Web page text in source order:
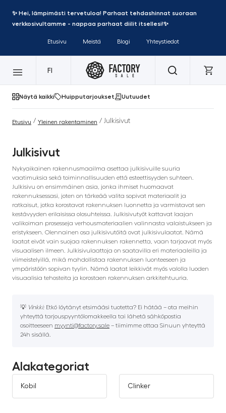
✨ Hei, lämpimästi tervetuloa! Parhaat tehdashinnat suoraan
verkkosivultamme - nappaa parhaat diilit itsellesi!✨
Etusivu Meistä Blogi Yhteystiedot
FI
Näytä kaikki Huipputarjoukset Uutuudet
Etusivu / Yleinen rakentaminen / Julkisivut
Julkisivut
Nykyaikainen rakennusmaailma asettaa julkisivuille suuria
vaatimuksia sekä toiminnallisuuden että esteettisyyden suhteen.
Julkisivu on ensimmäinen asia, jonka ihmiset huomaavat
rakennuksessasi, joten on tärkeää valita sopivat materiaalit ja
ratkaisut, jotka korostavat rakennuksen luonnetta ja varmistavat sen
kestävyyden erilaisissa olosuhteissa. Julkisivutyöt kattavat laajan
valikoiman prosesseja verhousmateriaalien valinnasta valaistukseen ja
eristykseen. Olennainen osa julkisivutöitä ovat julkisivulaatat. Nämä
laatat eivät vain suojaa rakennuksen rakennetta, vaan tarjoavat myös
visuaalisen ilmeen. Julkisivulaattoja on saatavilla eri materiaaleilla ja
viimeistelyillä, mikä mahdollistaa rakennuksen luonteeseen ja
ympäristöön sopivan tyylin. Nämä laatat leikkivät myös valolla luoden
visuaalisia tehosteita ja korostaen rakennuksen arkkitehtuuria.
💡 Vinkki: Etkö löytänyt etsimääsi tuotetta? Ei hätää – ota meihin
yhteyttä tarjouspyyntölomakkeella tai lähetä sähköpostia
osoitteeseen myynti@factory.sale – tiimimme ottaa Sinuun yhteyttä
24h sisällä.
Alakategoriat
Kobil Clinker